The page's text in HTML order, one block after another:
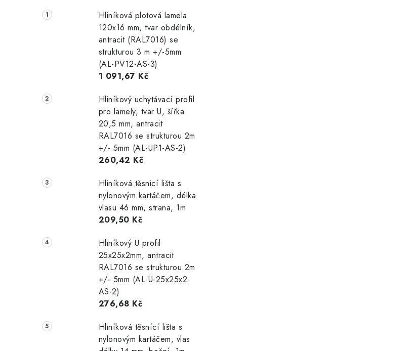
Hliníková plotová lamela
120x16 mm, tvar obdélník,
antracit (RAL7016) se
strukturou 3 m +/-5mm
(AL-PV12-AS-3)
1 091,67 Kč
Hliníkový uchytávací profil
pro lamely, tvar U, šířka
20,5 mm, antracit
RAL7016 se strukturou 2m
+/- 5mm (AL-UP1-AS-2)
260,42 Kč
Hliníková těsnicí lišta s
nylonovým kartáčem, délka
vlasu 46 mm, strana, 1m
209,50 Kč
Hliníkový U profil
25x25x2mm, antracit
RAL7016 se strukturou 2m
+/- 5mm (AL-U-25x25x2-
AS-2)
276,68 Kč
Hliníková těsnící lišta s
nylonovým kartáčem, vlas